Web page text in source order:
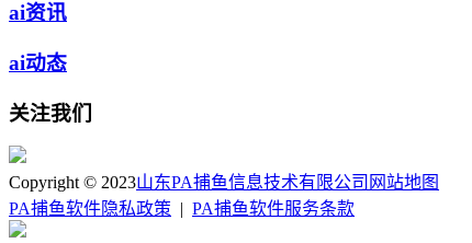
ai资讯
ai动态
关注我们
Copyright © 2023山东PA捕鱼信息技术有限公司 网站地图
PA捕鱼软件隐私政策
PA捕鱼软件服务条款